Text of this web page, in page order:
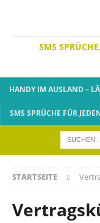
SMS
HANDY IM AUSLAND –
SMS SPRÜCHE FÜR
STARTSEITE